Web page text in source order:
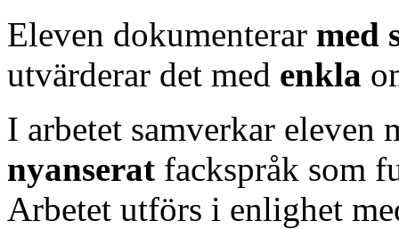
Eleven dokumenterar med
utvärderar det med enkla
I arbetet samverkar eleven
nyanserat fackspråk som
Arbetet utförs i enlighet